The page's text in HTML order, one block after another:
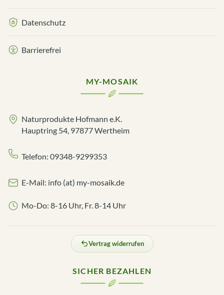
Datenschutz
Barrierefrei
MY-MOSAIK
Naturprodukte Hofmann e.K.
Hauptring 54, 97877 Wertheim
Telefon: 09348-9299353
E-Mail: info (at) my-mosaik.de
Mo-Do: 8-16 Uhr, Fr. 8-14 Uhr
Vertrag widerrufen
SICHER BEZAHLEN